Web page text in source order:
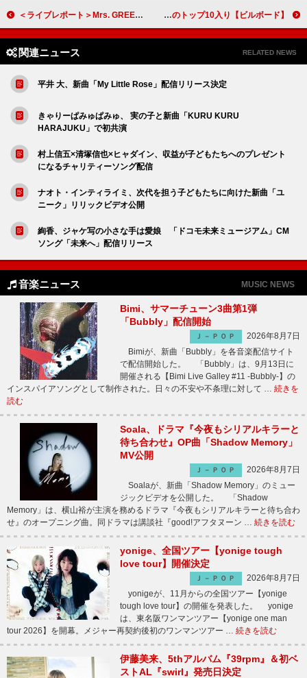
＜ライブレポート＞Mrs. GREEN APPLE、夢に見てきた光景に感動 計10万人動員した10周年記念ライブに続く次なる舞台は5大ドームツアー 【ビルボード】Number_i「未確認領域」が総合首位、アイナ・ジ・エンド「革命道中」が初のトップ10入り
関連ニュース RELATED NEWS
平井 大、新曲「My Little Rose」配信リリース決定
きゃりーぱみゅぱみゅ、 実の子と新曲「KURU KURU
HARAJUKU」で初共演
村上信五×清塚信也×ヒャダイン、収益が子どもたちへのプレゼント
になるチャリティーソング配信
ナオト・インティライミ、次代を担う子どもたちに向けた新曲「ユ
ニーク」リリックビデオ公開
絢香、ジャケ写の小さな手は愛娘 「ドコモ未来ミュージアム」CM
ソング「未来へ」配信リリース
音楽ニュース MUSIC NEWS
Bimi、サマーチューン3曲第1弾
「Bubbly」配信開始
Ｊ－ＰＯＰ
2026年8月7日
Bimiが、新曲「Bubbly」を各音楽配信サイト
で配信開始した。 「Bubbly」は、9月13日に
開催される【Bimi Live Galley #11 -Bubbly-】の
インスパイアソングとして制作された。日々の不安や不条理に対して … 続きを
読む
Soala、ドラマ『今夜もシリアルキラーと
待ち合わせ』OP曲「Shadow Memory」
MV公開
Ｊ－ＰＯＰ
2026年8月7日
Soalaが、新曲「Shadow Memory」のミュー
ジックビデオを公開した。 「Shadow
Memory」は、横山裕が主演を務めるドラマ『今夜もシリアルキラーと待ち合わ
せ』のオープニング曲。同ドラマは講談社『good!アフタヌーン … 続きを読む
yonige、全国ツアー【yonige tough
love tour】開催決定
Ｊ－ＰＯＰ
2026年8月7日
yonigeが、11月からの全国ツアー【yonige
tough love tour】の開催を発表した。 yonige
は、東名阪ワンマンツアー【yonige one man
tour 2026】を開幕。メジャー再契約後初のワンマンツアー … 続きを読む
伊藤美来、5thアルバム『39rpm』＆初ベ
ストAL『swirl』発売日決定